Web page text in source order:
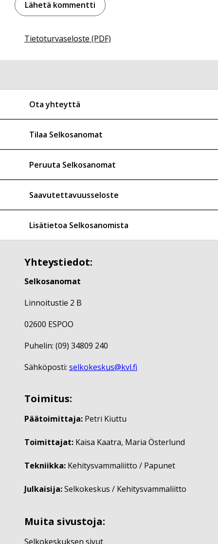
Tietoturvaseloste (PDF)
Ota yhteyttä
Tilaa Selkosanomat
Peruuta Selkosanomat
Saavutettavuusseloste
Lisätietoa Selkosanomista
Yhteystiedot:
Selkosanomat
Linnoitustie 2 B
02600 ESPOO
Puhelin: (09) 34809 240
Sähköposti: selkokeskus@kvl.fi
Toimitus:
Päätoimittaja: Petri Kiuttu
Toimittajat: Kaisa Kaatra, Maria Österlund
Tekniikka: Kehitysvammaliitto / Papunet
Julkaisija:Selkokeskus / Kehitysvammaliitto
Muita sivustoja:
Selkokeskuksen sivut